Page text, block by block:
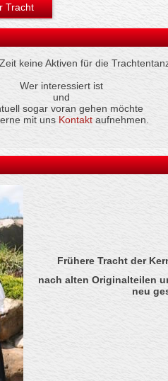
Tracht
keine Aktiven für die
Wer interessiert ist
und
sogar voran gehen möchte
mit uns Kontakt aufnehmen.
Frühere Tracht der
nach alten Originalteilen
neu